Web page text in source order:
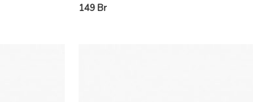
Rated
0
149Br